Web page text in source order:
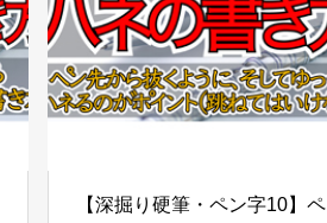
【深掘り硬筆・ペン字10】ペ